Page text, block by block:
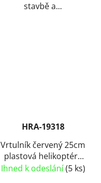
stavbě a...
HRA-19318
Vrtulník červený 25cm
plastová helikoptéra
otevírací kabina
Ihned k odeslání(5 ks)